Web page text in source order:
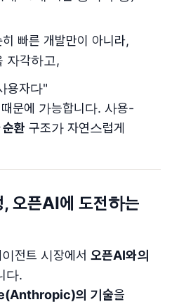
빠른 개발만이 아니라,
자각하고,
용자다"
문에 가능합니다. 사용-
환 구조가 자연스럽게
오픈AI에 도전하는
전트 시장에서 오픈AI와의
다.
의 기술을